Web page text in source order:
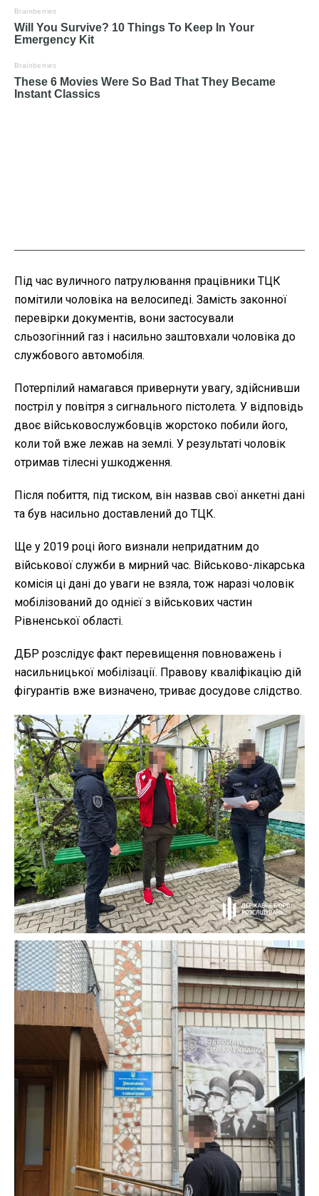
Під час вуличного патрулювання працівники ТЦК
помітили чоловіка на велосипеді. Замість законної
перевірки документів, вони застосували
сльозогінний газ і насильно заштовхали чоловіка до
службового автомобіля.
Потерпілий намагався привернути увагу, здійснивши
постріл у повітря з сигнального пістолета. У відповідь
двоє військовослужбовців жорстоко побили його,
коли той вже лежав на землі. У результаті чоловік
отримав тілесні ушкодження.
Після побиття, під тиском, він назвав свої анкетні дані
та був насильно доставлений до ТЦК.
Ще у 2019 році його визнали непридатним до
військової служби в мирний час. Військово-лікарська
комісія ці дані до уваги не взяла, тож наразі чоловік
мобілізований до однієї з військових частин
Рівненської області.
ДБР розслідує факт перевищення повноважень і
насильницької мобілізації. Правову кваліфікацію дій
фігурантів вже визначено, триває досудове слідство.